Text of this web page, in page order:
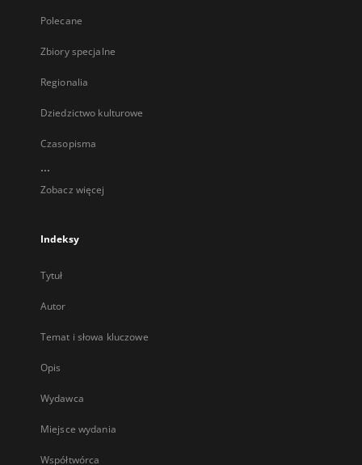
Polecane
Zbiory specjalne
Regionalia
Dziedzictwo kulturowe
Czasopisma
...
Zobacz więcej
Indeksy
Tytuł
Autor
Temat i słowa kluczowe
Opis
Wydawca
Miejsce wydania
Współtwórca